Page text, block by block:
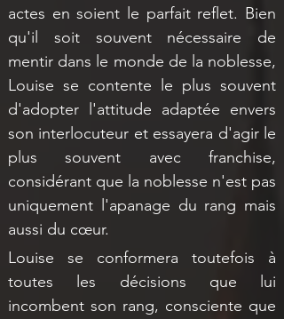
actes en soient le parfait reflet. Bien
qu'il soit souvent nécessaire de
mentir dans le monde de la noblesse,
Louise se contente le plus souvent
d'adopter l'attitude adaptée envers
son interlocuteur et essayera d'agir le
plus souvent avec franchise,
considérant que la noblesse n'est pas
uniquement l'apanage du rang mais
aussi du cœur.
Louise se conformera toutefois à
toutes les décisions que lui
incombent son rang, consciente que